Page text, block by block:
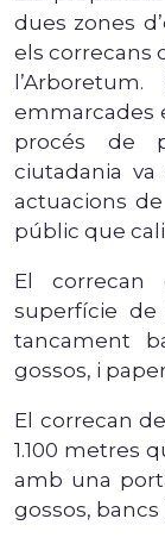
dues zones
els correcans
emmarcades
procés de
ciutadania
actuacions
públic que
El correcan
superfície
tancament
gossos, i
El correcan
1.100 metres
amb una
gossos, bancs